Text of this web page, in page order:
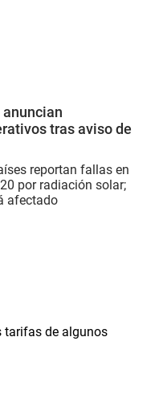
tras aviso de
reportan fallas en
por radiación solar;
afectado